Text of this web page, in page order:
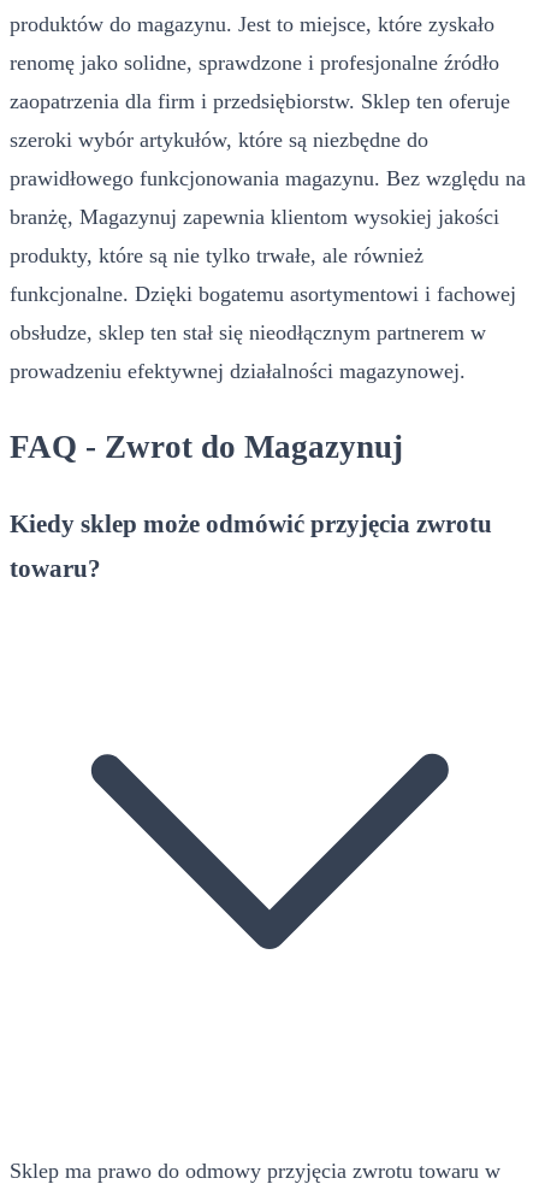
produktów do magazynu. Jest to miejsce, które zyskało
renomę jako solidne, sprawdzone i profesjonalne źródło
zaopatrzenia dla firm i przedsiębiorstw. Sklep ten oferuje
szeroki wybór artykułów, które są niezbędne do
prawidłowego funkcjonowania magazynu. Bez względu na
branżę, Magazynuj zapewnia klientom wysokiej jakości
produkty, które są nie tylko trwałe, ale również
funkcjonalne. Dzięki bogatemu asortymentowi i fachowej
obsłudze, sklep ten stał się nieodłącznym partnerem w
prowadzeniu efektywnej działalności magazynowej.
FAQ - Zwrot do Magazynuj
Kiedy sklep może odmówić przyjęcia zwrotu
towaru?
Sklep ma prawo do odmowy przyjęcia zwrotu towaru w